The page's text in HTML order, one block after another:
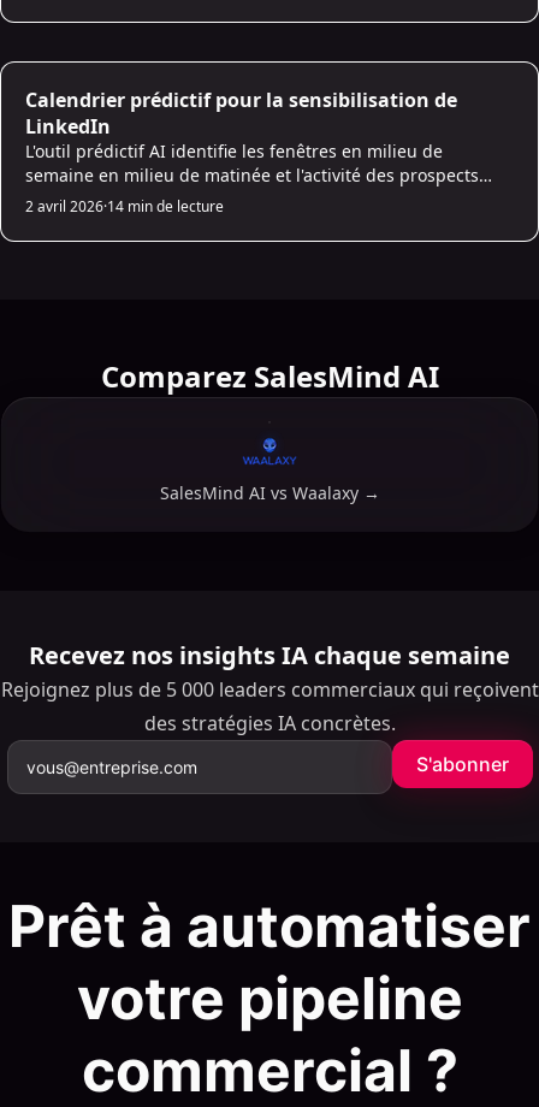
AI Prospecting
Calendrier prédictif pour la sensibilisation de
LinkedIn
L'outil prédictif AI identifie les fenêtres en milieu de
semaine en milieu de matinée et l'activité des prospects
pour augmenter les taux de réponse de LinkedIn et
2 avril 2026·14 min de lecture
Comparez SalesMind AI
SalesMind AI vs Waalaxy→
Recevez nos insights IA chaque semaine
Rejoignez plus de 5 000 leaders commerciaux qui reçoivent
des stratégies IA concrètes.
S'abonner
Prêt à automatiser
votre pipeline
commercial ?